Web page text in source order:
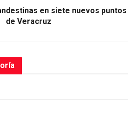
en siete nuevos puntos
de Veracruz